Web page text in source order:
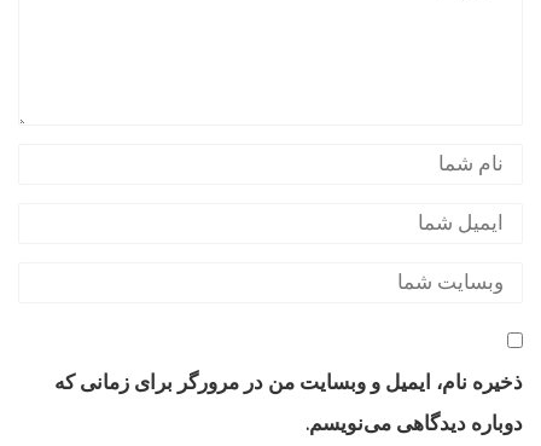
ذخیره نام، ایمیل و وبسایت من در مرورگر برای زمانی که
دوباره دیدگاهی می‌نویسم.